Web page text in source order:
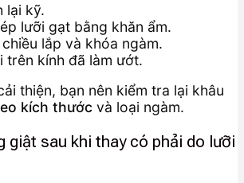
lại kỹ.
lưỡi gạt bằng khăn ẩm.
lắp và khóa ngàm.
trên kính đã làm ướt.
thiện, bạn nên kiểm tra lại khâu
kích thước và loại ngàm.
giật sau khi thay có phải do lưỡi